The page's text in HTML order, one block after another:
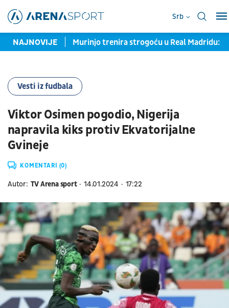
Srb
NAJNOVIJE
njegov potpis Murinjo trenira strogoću u Real Madridu:
Vesti iz fudbala
Viktor Osimen pogodio, Nigerija
napravila kiks protiv Ekvatorijalne
Gvineje
KOMENTARI (0)
Autor: TV Arena sport 14.01.2024 17:22